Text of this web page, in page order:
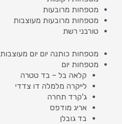
מטפחות מרובעות
מטפחות מרובעות מעוצבות
טורבני רשת
מטפחות כותנה יום יום מעוצבות
מטפחות יום
קלאה בל – בד טטרה
לייקרה מלמלה דו צדדי
ג'קרד תחרה
אריג מודפס
בד גובלן